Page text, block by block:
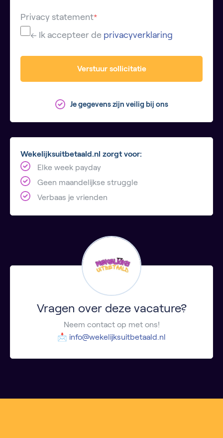
Privacy statement*
← Ik accepteer de privacyverklaring
Verstuur sollicitatie
Je gegevens zijn veilig bij ons
Wekelijksuitbetaald.nl zorgt voor:
Elke week payday
Geen maandelijkse struggle
Verbaas je vrienden
Vragen over deze vacature?
Neem contact op met ons!
📩 info@wekelijksuitbetaald.nl